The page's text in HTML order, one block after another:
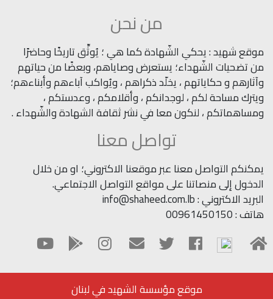
من نحن
موقع شهيد : يحكي الشّهادة كما هي ؛ يُوثِّق تاريخًا وحاضرًا
من تضحيات الشّهداء؛ يستعرض وصاياهم، وبعضًا من حياتهم
وآثارهم و حكاياتهم ، يخلّد ذكراهم ، ويُواكب آباءهم وأبناءهم؛
ويترك مساحة لكم ، لوجدانكم ، وأقلامكم ، وعدستكم ،
ومساهماتكم ، لنكون معا في نشر ثقافة الشهادة والشّهداء .
تواصل معنا
يمكنكم التواصل معنا عبر موقعنا الاكتروني؛ او من خلال
الدخول إلى منصاتنا على مواقع التواصل الاجتماعي.
البريد الاكتروني : info@shaheed.com.lb
هاتف : 00961450150
موقع مؤسسة الشهيد في لبنان